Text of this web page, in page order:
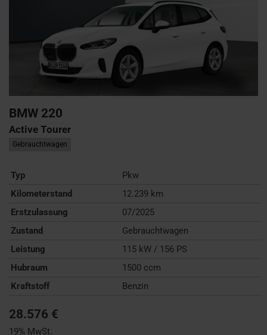
BMW 220
Active Tourer
Gebrauchtwagen
Typ
Pkw
Kilometerstand
12.239 km
Erstzulassung
07/2025
Zustand
Gebrauchtwagen
Leistung
115 kW / 156 PS
Hubraum
1500 ccm
Kraftstoff
Benzin
28.576 €
19% MwSt.